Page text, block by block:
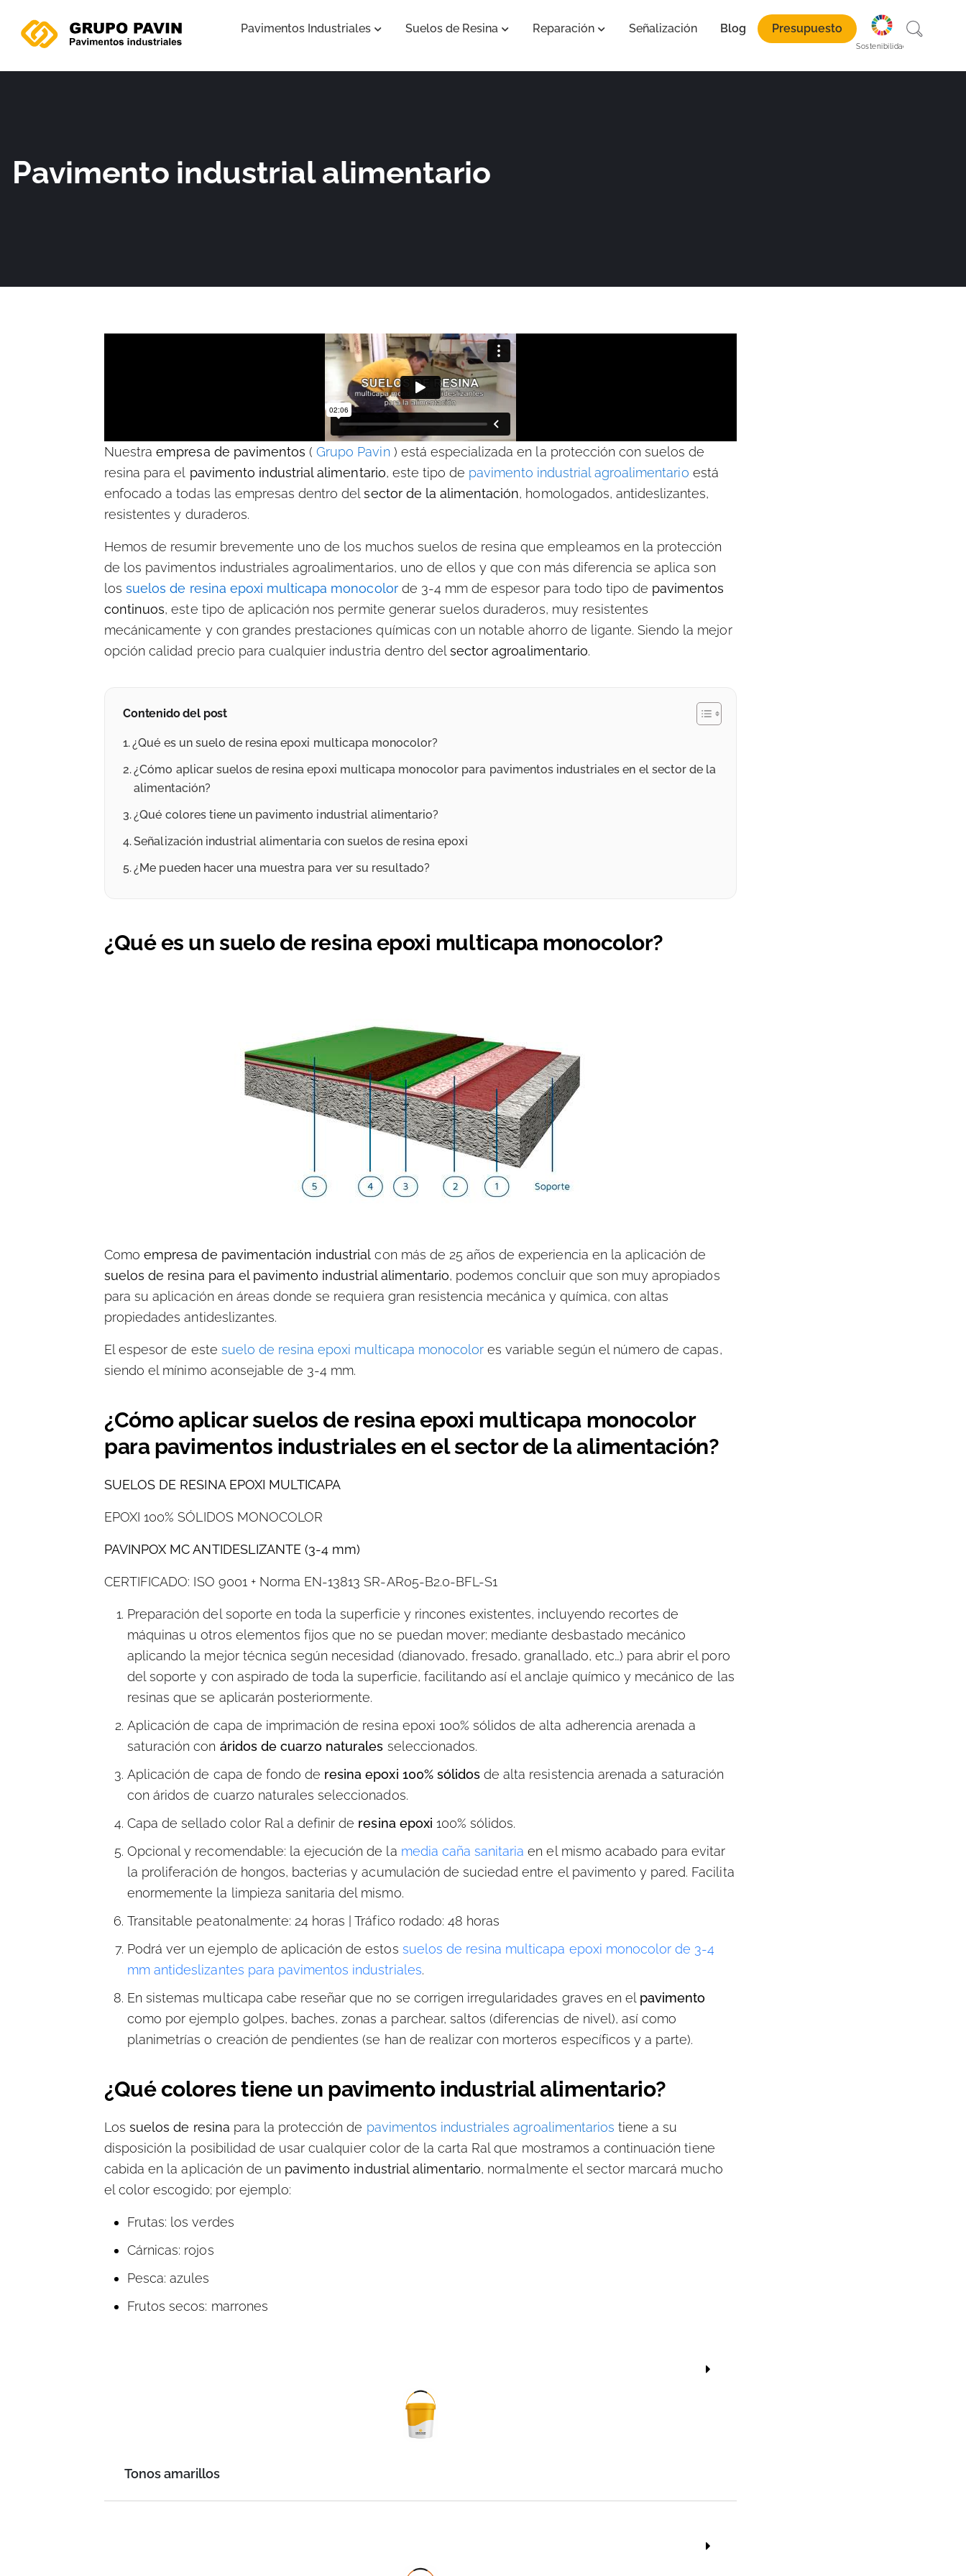
contenido
Pavimentos Industriales Abrir Pavimentos Industriales
Suelos de Resina Abrir Suelos de Resina
Reparación Abrir Reparación
Señalización Blog Presupuesto
Sostenibilidad
Pavimento industrial alimentario
Nuestraempresa de pavimentos (Grupo Pavin ) está especializada en la protección con suelos de
resina para el pavimento industrial alimentario, este tipo de pavimento industrial agroalimentario está
enfocado a todas las empresas dentro delsector de la alimentación, homologados, antideslizantes,
resistentes y duraderos.
Hemos de resumir brevemente uno de los muchos suelos de resina que empleamos en la protección
de los pavimentos industriales agroalimentarios, uno de ellos y que con más diferencia se aplica son
lossuelos de resina epoxi multicapa monocolor de 3-4 mm de espesor para todo tipo de pavimentos
continuos, este tipo de aplicación nos permite generar suelos duraderos, muy resistentes
mecánicamente y con grandes prestaciones químicas con un notable ahorro de ligante. Siendo la mejor
opción calidad precio para cualquier industria dentro delsector agroalimentario.
Contenido del post
¿Qué es un suelo de resina epoxi multicapa monocolor?
¿Cómo aplicar suelos de resina epoxi multicapa monocolor para pavimentos industriales en el sector de la
alimentación?
¿Qué colores tiene un pavimento industrial alimentario?
Señalización industrial alimentaria con suelos de resina epoxi
¿Me pueden hacer una muestra para ver su resultado?
¿Qué es un suelo de resina epoxi multicapa monocolor?
Comoempresa de pavimentación industrial con más de 25 años de experiencia en la aplicación de
suelos de resina para el pavimento industrial alimentario, podemos concluir que son muy apropiados
para su aplicación en áreas donde se requiera gran resistencia mecánica y química, con altas
propiedades antideslizantes.
El espesor de este suelo de resina epoxi multicapa monocolor es variable según el número de capas,
siendo el mínimo aconsejable de 3-4 mm.
¿Cómo aplicar suelos de resina epoxi multicapa monocolor
para pavimentos industriales en el sector de la alimentación?
SUELOS DE RESINA EPOXI MULTICAPA
EPOXI 100% SÓLIDOS MONOCOLOR
PAVINPOX MC ANTIDESLIZANTE (3-4 mm)
CERTIFICADO: ISO 9001 + Norma EN-13813 SR-AR05-B2.0-BFL-S1
Preparación del soporte en toda la superficie y rincones existentes, incluyendo recortes de
máquinas u otros elementos fijos que no se puedan mover; mediante desbastado mecánico
aplicando la mejor técnica según necesidad (dianovado, fresado, granallado, etc…) para abrir el poro
del soporte y con aspirado de toda la superficie, facilitando así el anclaje químico y mecánico de las
resinas que se aplicarán posteriormente.
Aplicación de capa de imprimación de resina epoxi 100% sólidos de alta adherencia arenada a
saturación con áridos de cuarzo naturales seleccionados.
Aplicación de capa de fondo de resina epoxi 100% sólidos de alta resistencia arenada a saturación
con áridos de cuarzo naturales seleccionados.
Capa de sellado color Ral a definir de resina epoxi 100% sólidos.
Opcional y recomendable: la ejecución de la media caña sanitaria en el mismo acabado para evitar
la proliferación de hongos, bacterias y acumulación de suciedad entre el pavimento y pared. Facilita
enormemente la limpieza sanitaria del mismo.
Transitable peatonalmente: 24 horas | Tráfico rodado: 48 horas
Podrá ver un ejemplo de aplicación de estos suelos de resina multicapa epoxi monocolor de 3-4
mm antideslizantes para pavimentos industriales.
En sistemas multicapa cabe reseñar que no se corrigen irregularidades graves en el pavimento
como por ejemplo golpes, baches, zonas a parchear, saltos (diferencias de nivel), así como
planimetrías o creación de pendientes (se han de realizar con morteros específicos y a parte).
¿Qué colores tiene un pavimento industrial alimentario?
Lossuelos de resina para la protección de pavimentos industriales agroalimentarios tiene a su
disposición la posibilidad de usar cualquier color de la carta Ral que mostramos a continuación tiene
cabida en la aplicación de un pavimento industrial alimentario, normalmente el sector marcará mucho
el color escogido; por ejemplo:
Frutas: los verdes
Cárnicas: rojos
Pesca: azules
Frutos secos: marrones
Tonos amarillos